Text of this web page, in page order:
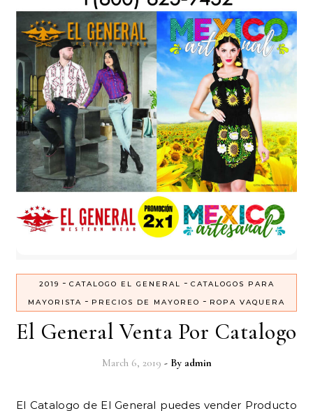
2019 - CATALOGO EL GENERAL - CATALOGOS PARA
MAYORISTA - PRECIOS DE MAYOREO - ROPA VAQUERA
El General Venta Por Catalogo
March 6, 2019 - By admin
El Catalogo de El General puedes vender Producto